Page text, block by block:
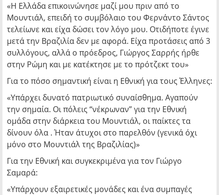
«Η Ελλάδα επικοινώνησε μαζί μου πριν από το
Μουντιάλ, επειδή το συμβόλαιο του Φερνάντο Σάντος
τελείωνε και είχα δώσει τον λόγο μου. Οτιδήποτε έγινε
μετά την Βραζιλία δεν με αφορά. Είχα προτάσεις από 3
συλλόγους, αλλά ο πρόεδρος, Γιώργος Σαρρής ήρθε
στην Ρώμη και με κατέκτησε με το πρότζεκτ του»
Για το πόσο σημαντική είναι η Εθνική για τους Έλληνες:
«Υπάρχει δυνατό πατριωτικό συναίσθημα. Αγαπούν
την σημαία. Οι πόλεις “νέκρωναν” για την Εθνική
ομάδα στην διάρκεια του Μουντιάλ, οι παίκτες τα
δίνουν όλα . Ήταν άτυχοι στο παρελθόν (γενικά όχι
μόνο στο Μουντιάλ της Βραζιλίας)»
Για την Εθνική και συγκεκριμένα για τον Γιώργο
Σαμαρά:
«Υπάρχουν εξαιρετικές μονάδες και ένα συμπαγές